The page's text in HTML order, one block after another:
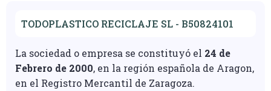
TODOPLASTICO RECICLAJE SL - B50824101
La sociedad o empresa se constituyó el 24 de
Febrero de 2000, en la región española de Aragon,
en el Registro Mercantil de Zaragoza.